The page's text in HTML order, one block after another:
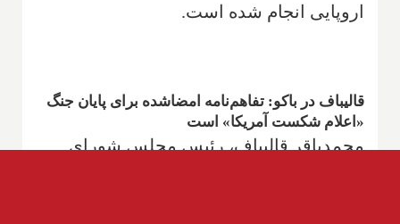
اروپایی انجام شده است.
قالیباف در باکو: تفاهم‌نامه امضاشده برای پایان جنگ
«اعلام شکست آمریکا» است
محمدباقر قالیباف، رئیس مجلس شورای